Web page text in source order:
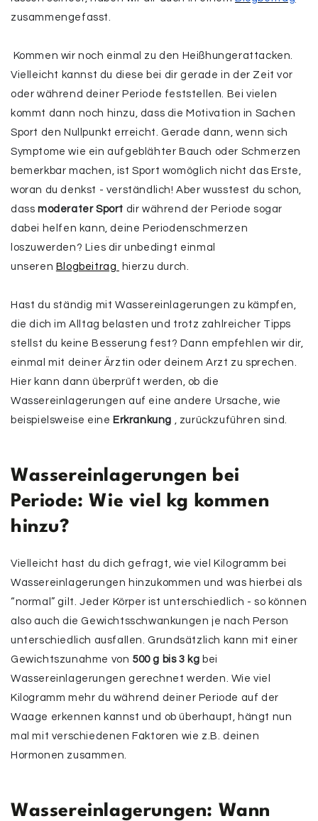
zusammengefasst.
Kommen wir noch einmal zu den Heißhungerattacken.
Vielleicht kannst du diese bei dir gerade in der Zeit vor
oder während deiner Periode feststellen. Bei vielen
kommt dann noch hinzu, dass die Motivation in Sachen
Sport den Nullpunkt erreicht. Gerade dann, wenn sich
Symptome wie ein aufgeblähter Bauch oder Schmerzen
bemerkbar machen, ist Sport womöglich nicht das Erste,
woran du denkst - verständlich! Aber wusstest du schon,
dass moderater Sport dir während der Periode sogar
dabei helfen kann, deine Periodenschmerzen
loszuwerden? Lies dir unbedingt einmal
unseren Blogbeitrag hierzu durch.
Hast du ständig mit Wassereinlagerungen zu kämpfen,
die dich im Alltag belasten und trotz zahlreicher Tipps
stellst du keine Besserung fest? Dann empfehlen wir dir,
einmal mit deiner Ärztin oder deinem Arzt zu sprechen.
Hier kann dann überprüft werden, ob die
Wassereinlagerungen auf eine andere Ursache, wie
beispielsweise eine Erkrankung , zurückzuführen sind.
Wassereinlagerungen bei
Periode: Wie viel kg kommen
hinzu?
Vielleicht hast du dich gefragt, wie viel Kilogramm bei
Wassereinlagerungen hinzukommen und was hierbei als
“normal” gilt. Jeder Körper ist unterschiedlich - so können
also auch die Gewichtsschwankungen je nach Person
unterschiedlich ausfallen. Grundsätzlich kann mit einer
Gewichtszunahme von 500 g bis 3 kg bei
Wassereinlagerungen gerechnet werden. Wie viel
Kilogramm mehr du während deiner Periode auf der
Waage erkennen kannst und ob überhaupt, hängt nun
mal mit verschiedenen Faktoren wie z.B. deinen
Hormonen zusammen.
Wassereinlagerungen: Wann